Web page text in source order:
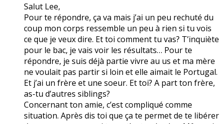
Salut Lee,
Pour te répondre, ça va mais j’ai un peu rechuté du
coup mon corps ressemble un peu à rien si tu vois
ce que je veux dire. Et toi comment tu vas? T’inquiète
pour le bac, je vais voir les résultats… Pour te
répondre, je suis déjà partie vivre au us et ma mère
ne voulait pas partir si loin et elle aimait le Portugal.
Et j’ai un frère et une soeur. Et toi? A part ton frère,
as-tu d’autres siblings?
Concernant ton amie, c’est compliqué comme
situation. Après dis toi que ça te permet de te libérer